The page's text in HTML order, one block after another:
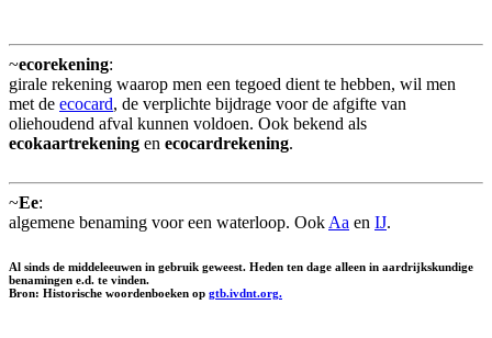
~ecorekening:
girale rekening waarop men een tegoed dient te hebben, wil men
met de ecocard, de verplichte bijdrage voor de afgifte van
oliehoudend afval kunnen voldoen. Ook bekend als
ecokaartrekening en ecocardrekening.
~Ee:
algemene benaming voor een waterloop. Ook Aa en IJ.
Al sinds de middeleeuwen in gebruik geweest. Heden ten dage alleen in aardrijkskundige
benamingen e.d. te vinden.
Bron: Historische woordenboeken op gtb.ivdnt.org.